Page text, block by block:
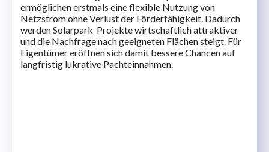
ermöglichen erstmals eine flexible Nutzung von
Netzstrom ohne Verlust der Förderfähigkeit. Dadurch
werden Solarpark-Projekte wirtschaftlich attraktiver
und die Nachfrage nach geeigneten Flächen steigt. Für
Eigentümer eröffnen sich damit bessere Chancen auf
langfristig lukrative Pachteinnahmen.